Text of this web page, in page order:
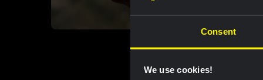
Consent
We use cookies!